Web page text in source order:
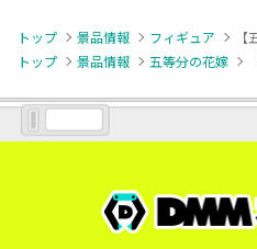
トップ 景品情報 フィギュア
トップ
景品情報 五等分の花嫁